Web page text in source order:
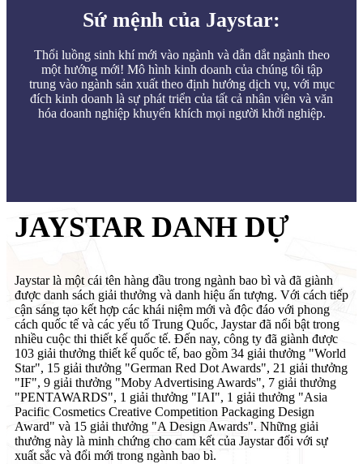
Sứ mệnh của Jaystar:
Thổi luồng sinh khí mới vào ngành và dẫn dắt ngành theo
một hướng mới! Mô hình kinh doanh của chúng tôi tập
trung vào ngành sản xuất theo định hướng dịch vụ, với mục
đích kinh doanh là sự phát triển của tất cả nhân viên và văn
hóa doanh nghiệp khuyến khích mọi người khởi nghiệp.
JAYSTAR DANH DỰ
Jaystar là một cái tên hàng đầu trong ngành bao bì và đã giành
được danh sách giải thưởng và danh hiệu ấn tượng. Với cách tiếp
cận sáng tạo kết hợp các khái niệm mới và độc đáo với phong
cách quốc tế và các yếu tố Trung Quốc, Jaystar đã nổi bật trong
nhiều cuộc thi thiết kế quốc tế. Đến nay, công ty đã giành được
103 giải thưởng thiết kế quốc tế, bao gồm 34 giải thưởng "World
Star", 15 giải thưởng "German Red Dot Awards", 21 giải thưởng
"IF", 9 giải thưởng "Moby Advertising Awards", 7 giải thưởng
"PENTAWARDS", 1 giải thưởng "IAI", 1 giải thưởng "Asia
Pacific Cosmetics Creative Competition Packaging Design
Award" và 15 giải thưởng "A Design Awards". Những giải
thưởng này là minh chứng cho cam kết của Jaystar đối với sự
xuất sắc và đổi mới trong ngành bao bì.